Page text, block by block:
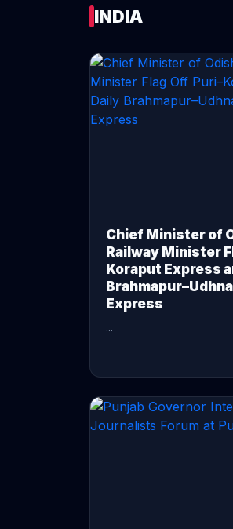
INDIA
Chief Minister of
Railway Minister
Koraput Express
Express
...